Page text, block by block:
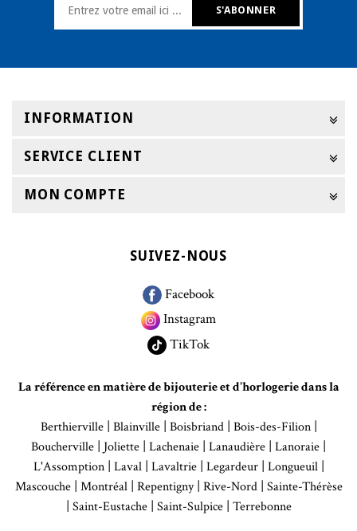
INFORMATION
SERVICE CLIENT
MON COMPTE
SUIVEZ-NOUS
Facebook
Instagram
TikTok
La référence en matière de bijouterie et d'horlogerie dans la
région de :
Berthierville| Blainville| Boisbriand| Bois-des-Filion|
Boucherville | Joliette | Lachenaie | Lanaudière | Lanoraie |
L'Assomption| Laval| Lavaltrie| Legardeur| Longueuil|
Mascouche| Montréal| Repentigny| Rive-Nord| Sainte-Thérèse
| Saint-Eustache| Saint-Sulpice| Terrebonne